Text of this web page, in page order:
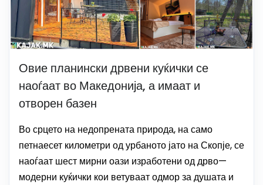
Овие планински дрвени куќички се
наоѓаат во Македонија, а имаат и
отворен базен
Во срцето на недопрената природа, на само
петнаесет километри од урбаното јато на Скопје, се
наоѓаат шест мирни оази изработени од дрво—
модерни куќички кои ветуваат одмор за душата и